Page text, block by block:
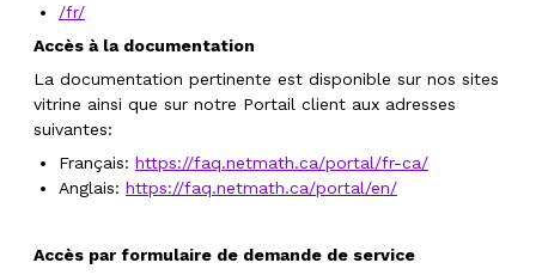
/fr/
Accès à la documentation
La documentation pertinente est disponible sur nos sites
vitrine ainsi que sur notre Portail client aux adresses
suivantes:
Français: https://faq.netmath.ca/portal/fr-ca/
Anglais: https://faq.netmath.ca/portal/en/
Accès par formulaire de demande de service